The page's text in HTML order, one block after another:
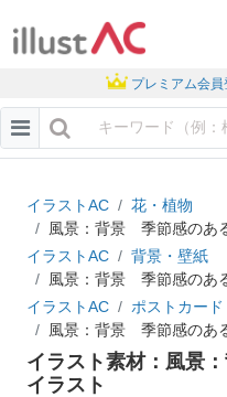
プレミアム会員
イラストAC
花・植物
風景：背景 季節感のあ
イラストAC
背景・壁紙
風景：背景 季節感のあ
イラストAC
ポストカード
風景：背景 季節感のあ
イラスト素材：風景
イラスト